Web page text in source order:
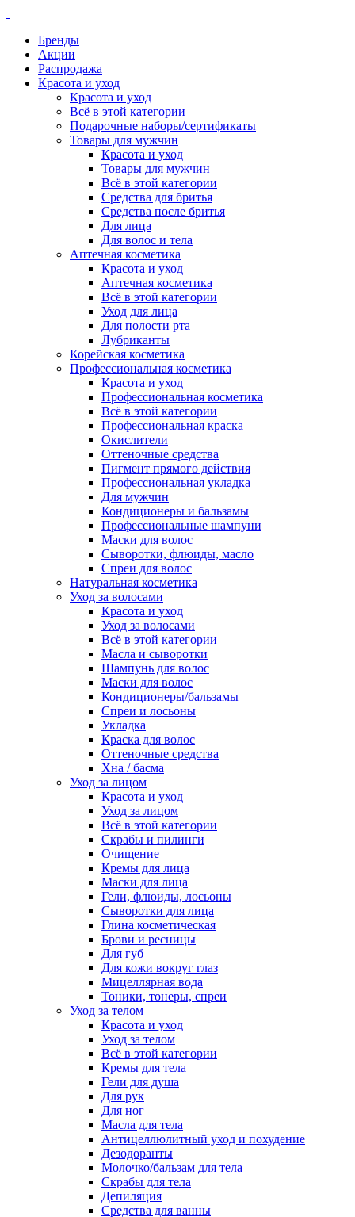
Бренды
Акции
Распродажа
Красота и уход
Красота и уход
Всё в этой категории
Подарочные наборы/сертификаты
Товары для мужчин
Красота и уход
Товары для мужчин
Всё в этой категории
Средства для бритья
Средства после бритья
Для лица
Для волос и тела
Аптечная косметика
Красота и уход
Аптечная косметика
Всё в этой категории
Уход для лица
Для полости рта
Лубриканты
Корейская косметика
Профессиональная косметика
Красота и уход
Профессиональная косметика
Всё в этой категории
Профессиональная краска
Окислители
Оттеночные средства
Пигмент прямого действия
Профессиональная укладка
Для мужчин
Кондиционеры и бальзамы
Профессиональные шампуни
Маски для волос
Сыворотки, флюиды, масло
Спреи для волос
Натуральная косметика
Уход за волосами
Красота и уход
Уход за волосами
Всё в этой категории
Масла и сыворотки
Шампунь для волос
Маски для волос
Кондиционеры/бальзамы
Спреи и лосьоны
Укладка
Краска для волос
Оттеночные средства
Хна / басма
Уход за лицом
Красота и уход
Уход за лицом
Всё в этой категории
Скрабы и пилинги
Очищение
Кремы для лица
Маски для лица
Гели, флюиды, лосьоны
Сыворотки для лица
Глина косметическая
Брови и ресницы
Для губ
Для кожи вокруг глаз
Мицеллярная вода
Тоники, тонеры, спреи
Уход за телом
Красота и уход
Уход за телом
Всё в этой категории
Кремы для тела
Гели для душа
Для рук
Для ног
Масла для тела
Антицеллюлитный уход и похудение
Дезодоранты
Молочко/бальзам для тела
Скрабы для тела
Депиляция
Средства для ванны